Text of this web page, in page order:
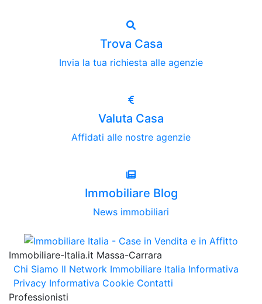
Trova Casa
Invia la tua richiesta alle agenzie
Valuta Casa
Affidati alle nostre agenzie
Immobiliare Blog
News immobiliari
Immobiliare-Italia.it Massa-Carrara
Chi Siamo Il Network Immobiliare Italia Informativa
Privacy Informativa Cookie Contatti
Professionisti